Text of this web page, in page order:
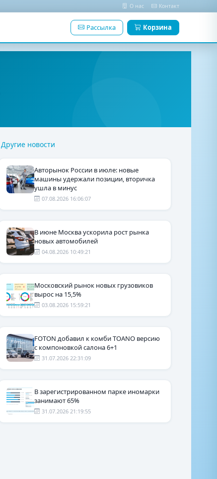
О нас Контакт
Рассылка Корзина
Другие новости
Авторынок России в июле: новые
машины удержали позиции, вторичка
ушла в минус
07.08.2026 16:06:07
В июне Москва ускорила рост рынка
новых автомобилей
04.08.2026 10:49:21
Московский рынок новых грузовиков
вырос на 15,5%
03.08.2026 15:59:21
FOTON добавил к комби TOANO версию
с компоновкой салона 6+1
31.07.2026 22:31:09
В зарегистрированном парке иномарки
занимают 65%
31.07.2026 21:19:55